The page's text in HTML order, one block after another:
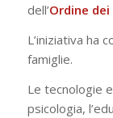
dell’Ordine
L’iniziativa ha
famiglie.
Le tecnologie
psicologia,